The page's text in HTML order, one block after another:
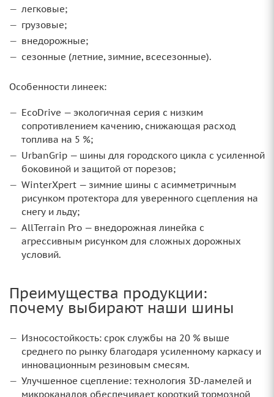
легковые;
грузовые;
внедорожные;
сезонные (летние, зимние, всесезонные).
Особенности линеек:
EcoDrive — экологичная серия с низким
сопротивлением качению, снижающая расход
топлива на 5 %;
UrbanGrip — шины для городского цикла с усиленной
боковиной и защитой от порезов;
WinterXpert — зимние шины с асимметричным
рисунком протектора для уверенного сцепления на
снегу и льду;
AllTerrain Pro — внедорожная линейка с
агрессивным рисунком для сложных дорожных
условий.
Преимущества продукции:
почему выбирают наши шины
Износостойкость: срок службы на 20 % выше
среднего по рынку благодаря усиленному каркасу и
инновационным резиновым смесям.
Улучшенное сцепление: технология 3D‑ламелей и
микроканалов обеспечивает короткий тормозной